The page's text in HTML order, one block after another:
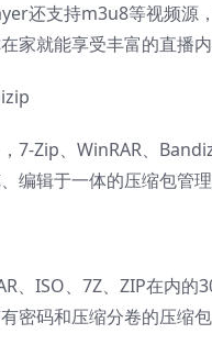
还支持m3u8等视频源
家就能享受丰富的直播内
7-Zip、WinRAR、
编辑于一体的压缩包管理
、ISO、7Z、ZIP在内
密码和压缩分卷的压缩包